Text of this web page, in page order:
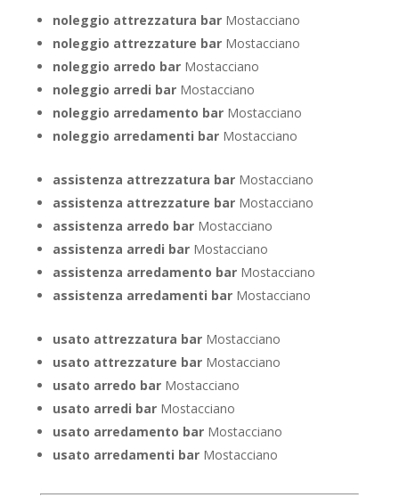
noleggio attrezzatura barMostacciano
noleggio attrezzature barMostacciano
noleggio arredo barMostacciano
noleggio arredi barMostacciano
noleggio arredamento barMostacciano
noleggio arredamenti barMostacciano
assistenza attrezzatura barMostacciano
assistenza attrezzature barMostacciano
assistenza arredo barMostacciano
assistenza arredi barMostacciano
assistenza arredamento barMostacciano
assistenza arredamenti barMostacciano
usato attrezzatura barMostacciano
usato attrezzature barMostacciano
usato arredo barMostacciano
usato arredi barMostacciano
usato arredamento barMostacciano
usato arredamenti barMostacciano